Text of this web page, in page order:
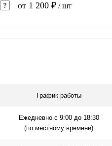
от 1 200 ₽ / шт
График работы
Ежедневно с 9:00 до 18:30
(по местному времени)